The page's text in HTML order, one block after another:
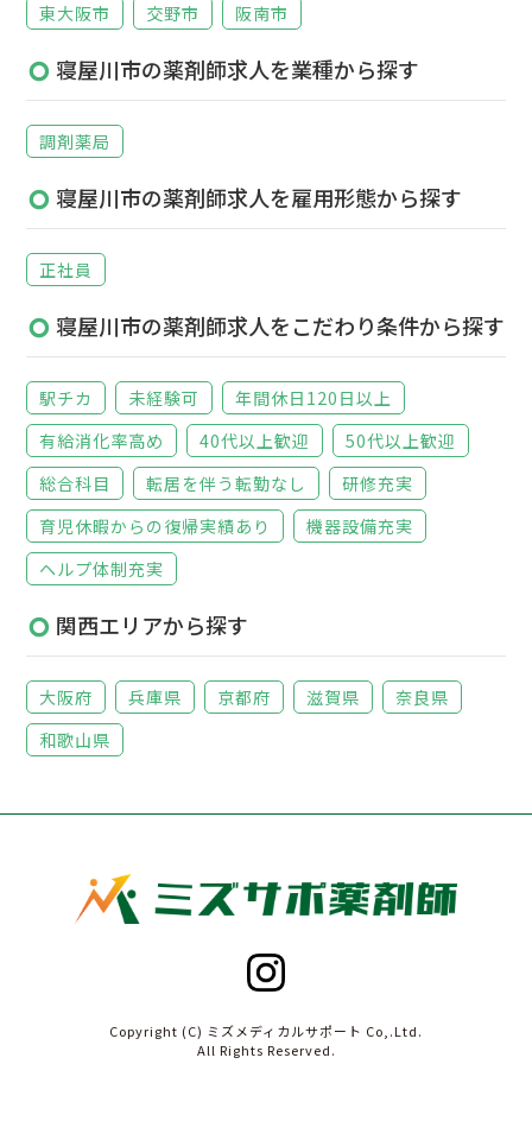
東大阪市
交野市 阪南市
寝屋川市の薬剤師求人を業種から探す
調剤薬局
寝屋川市の薬剤師求人を雇用形態から探す
正社員
寝屋川市の薬剤師求人をこだわり条件から探す
駅チカ 未経験可
年間休日120日以上
有給消化率高め
40代以上歓迎
50代以上歓迎
総合科目
転居を伴う転勤なし
研修充実
育児休暇からの復帰実績あり
機器設備充実
ヘルプ体制充実
関西エリアから探す
大阪府 兵庫県 京都府 滋賀県
奈良県
和歌山県
Copyright (C) ミズメディカルサポート Co,.Ltd.
All Rights Reserved.